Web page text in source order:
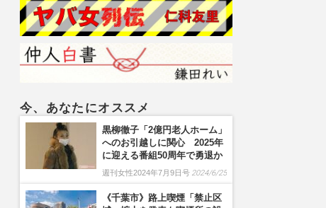
今、あなたにオススメ
黒柳徹子「2億円老人ホーム」
へのお引越しに関心 2025年
に迎える番組50周年で勇退か
週刊女性2024年7月9日号 2024/6/25
《千葉市》路上喫煙「禁止区